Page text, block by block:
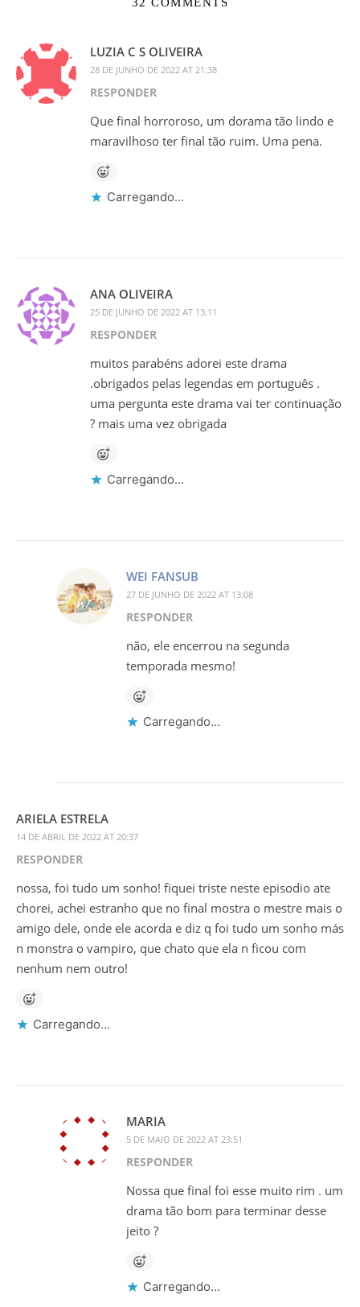
32 COMMENTS
LUZIA C S OLIVEIRA
28 DE JUNHO DE 2022 AT 21:38
RESPONDER
Que final horroroso, um dorama tão lindo e
maravilhoso ter final tão ruim. Uma pena.
Carregando...
ANA OLIVEIRA
25 DE JUNHO DE 2022 AT 13:11
RESPONDER
muitos parabéns adorei este drama
.obrigados pelas legendas em português .
uma pergunta este drama vai ter continuação
? mais uma vez obrigada
Carregando...
WEI FANSUB
27 DE JUNHO DE 2022 AT 13:08
RESPONDER
não, ele encerrou na segunda
temporada mesmo!
Carregando...
ARIELA ESTRELA
14 DE ABRIL DE 2022 AT 20:37
RESPONDER
nossa, foi tudo um sonho! fiquei triste neste episodio ate
chorei, achei estranho que no final mostra o mestre mais o
amigo dele, onde ele acorda e diz q foi tudo um sonho más
n monstra o vampiro, que chato que ela n ficou com
nenhum nem outro!
Carregando...
MARIA
5 DE MAIO DE 2022 AT 23:51
RESPONDER
Nossa que final foi esse muito rim . um
drama tão bom para terminar desse
jeito ?
Carregando...